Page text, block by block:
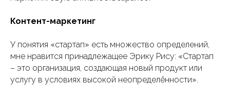
Контент-маркетинг
У понятия «стартап» есть множество определений,
мне нравится принадлежащее Эрику Рису: «Стартап
– это организация, создающая новый продукт или
услугу в условиях высокой неопределённости».